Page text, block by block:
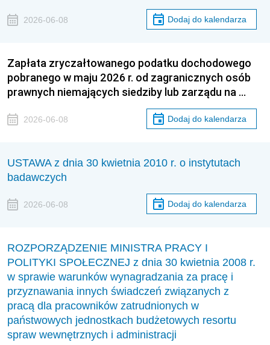
2026-06-08 Dodaj do kalendarza
Zapłata zryczałtowanego podatku dochodowego
pobranego w maju 2026 r. od zagranicznych osób
prawnych niemających siedziby lub zarządu na …
2026-06-08 Dodaj do kalendarza
USTAWA z dnia 30 kwietnia 2010 r. o instytutach
badawczych
2026-06-08 Dodaj do kalendarza
ROZPORZĄDZENIE MINISTRA PRACY I
POLITYKI SPOŁECZNEJ z dnia 30 kwietnia 2008 r.
w sprawie warunków wynagradzania za pracę i
przyznawania innych świadczeń związanych z
pracą dla pracowników zatrudnionych w
państwowych jednostkach budżetowych resortu
spraw wewnętrznych i administracji